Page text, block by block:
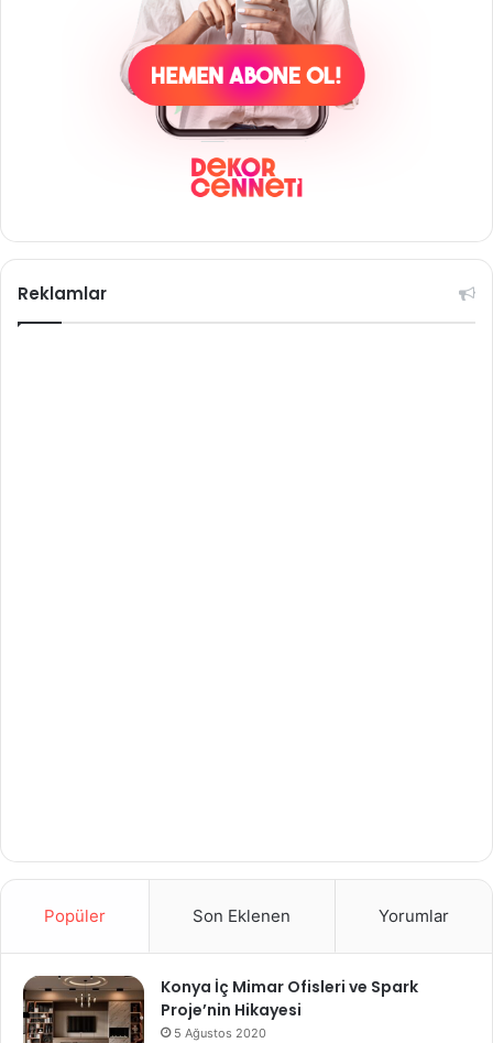
Reklamlar
Popüler Son Eklenen Yorumlar
Konya İç Mimar Ofisleri ve Spark
Proje’nin Hikayesi
5 Ağustos 2020